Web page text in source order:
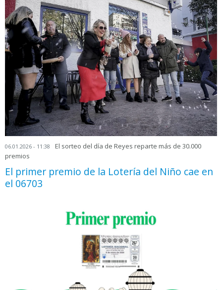
06.01.2026 - 11:38
El sorteo del día de Reyes reparte más de 30.000
premios
El primer premio de la Lotería del Niño cae en
el 06703